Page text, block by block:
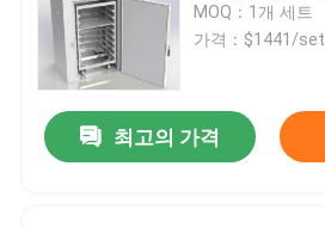
내후성 챔버
MOQ：1개 세트
가격：$1441/set
최고의 가격